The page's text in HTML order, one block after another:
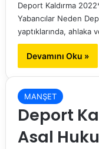
Deport Kaldırma
Yabancılar Neden
yaptıklarında, ahlaka
Devamını Oku »
MANŞET
Deport
Asal